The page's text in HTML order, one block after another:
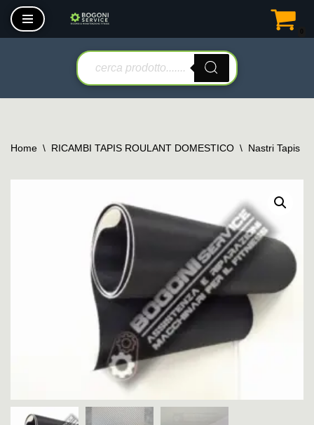
Vai
Home \ RICAMBI TAPIS ROULANT DOMESTICO \ Nastri Tapis